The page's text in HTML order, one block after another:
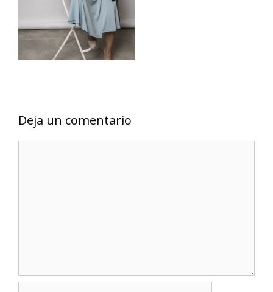
Deja un comentario